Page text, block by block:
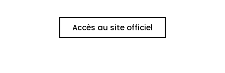
Accès au site officiel